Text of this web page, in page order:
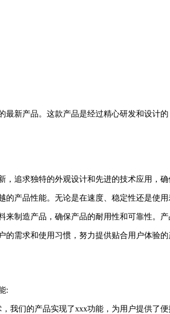
最新产品。这款产品是经过精心研发和设计
，追求独特的外观设计和先进的技术应用，确
的产品性能。无论是在速度、稳定性还是使
来制造产品，确保产品的耐用性和可靠性。
的需求和使用习惯，努力提供贴合用户体验
:
我们的产品实现了xxx功能，为用户提供了